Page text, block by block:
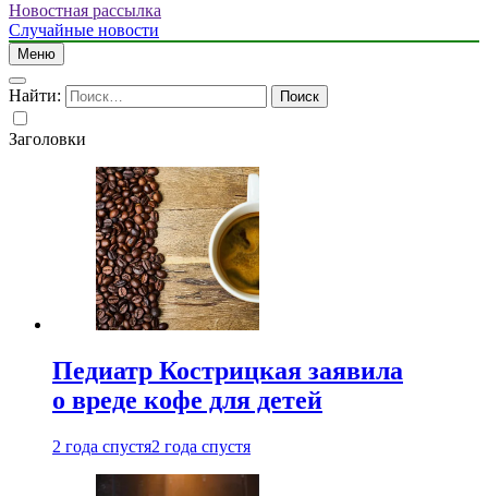
Новостная рассылка
Случайные новости
Меню
Найти:
Заголовки
Педиатр Кострицкая заявила
о вреде кофе для детей
2 года спустя2 года спустя